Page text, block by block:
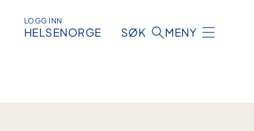
LOGG INN
HELSENORGE SØK MENY